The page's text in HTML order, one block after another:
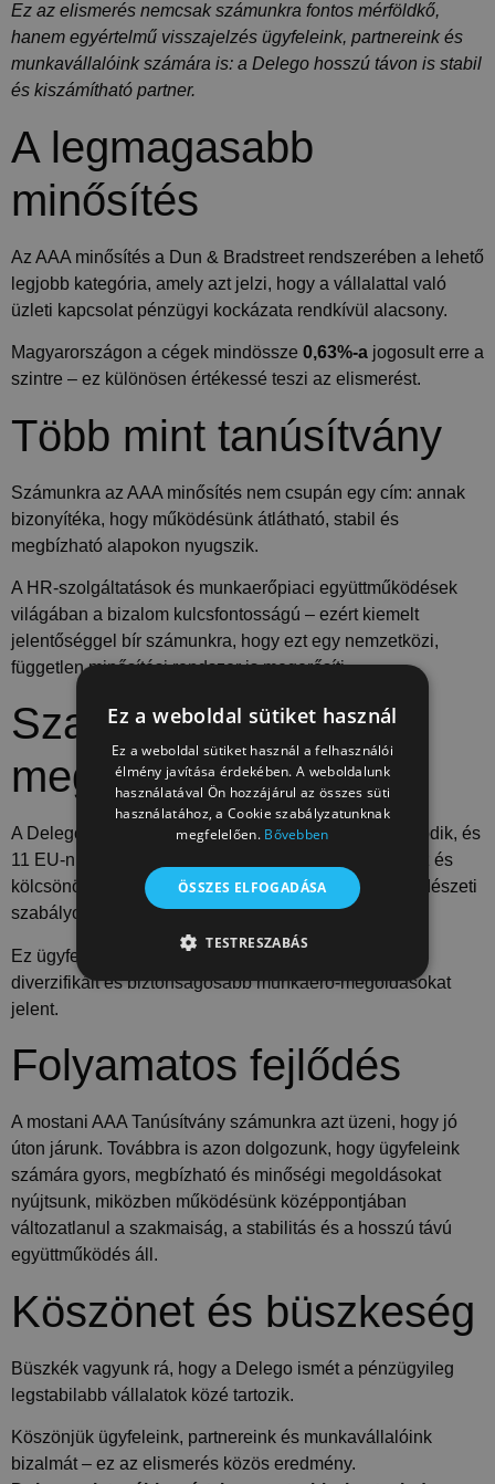
Ez az elismerés nemcsak számunkra fontos mérföldkő,
hanem egyértelmű visszajelzés ügyfeleink, partnereink és
munkavállalóink számára is: a Delego hosszú távon is stabil
és kiszámítható partner.
A legmagasabb
minősítés
Az AAA minősítés a Dun & Bradstreet rendszerében a lehető
legjobb kategória, amely azt jelzi, hogy a vállalattal való
üzleti kapcsolat pénzügyi kockázata rendkívül alacsony.
Magyarországon a cégek mindössze 0,63%-a jogosult erre a
szintre – ez különösen értékessé teszi az elismerést.
Több mint tanúsítvány
Számunkra az AAA minősítés nem csupán egy cím: annak
bizonyítéka, hogy működésünk átlátható, stabil és
megbízható alapokon nyugszik.
A HR-szolgáltatások és munkaerőpiaci együttműködések
világában a bizalom kulcsfontosságú – ezért kiemelt
jelentőséggel bír számunkra, hogy ezt egy nemzetközi,
független minősítési rendszer is megerősíti.
Szabályozott és
megbízható működés
A Delego minősített munkaerő-kölcsönzőként
is működik, és
11 EU-n kívüli országból, könnyített eljárással toboroz és
kölcsönöz munkavállalókat – a vonatkozó idegenrendészeti
szabályok teljes körű betartása mellett.
Ez ügyfeleink számára gyorsabb, kiszámíthatóbb,
diverzifikált és biztonságosabb munkaerő-megoldásokat
jelent.
Folyamatos fejlődés
A mostani AAA Tanúsítvány számunkra azt üzeni, hogy jó
úton járunk. Továbbra is azon dolgozunk, hogy ügyfeleink
számára gyors, megbízható és minőségi megoldásokat
nyújtsunk, miközben működésünk középpontjában
változatlanul a szakmaiság, a stabilitás és a hosszú távú
együttműködés áll.
Köszönet és büszkeség
Büszkék vagyunk rá, hogy a Delego ismét a pénzügyileg
legstabilabb vállalatok közé tartozik.
Köszönjük ügyfeleink, partnereink és munkavállalóink
bizalmát – ez az elismerés közös eredmény.
Ez a weboldal sütiket használ
Ez a weboldal sütiket használ a felhasználói
élmény javítása érdekében. A weboldalunk
használatával Ön hozzájárul az összes süti
használatához, a Cookie szabályzatunknak
megfelelően. Bővebben
ÖSSZES ELFOGADÁSA
TESTRESZABÁS
TELJESÍTMÉNY CÉLZÁS
Teljesítmény Célzás Besorolatlan
A teljesítmény-sütiket, pl. analitikai sütiket annak
nyomon követésére használják, hogy hogyan
használják a látogatók a weboldalt. Ezek a sütik
nem használhatók egy adott látogató közvetlen
/ Domain
_ga_FFYD344T4T .delego.hu
1 év 1
Ezt a cookie-t a
Google Analytics
használja a
munkamenet
_ga
Google
LLC
.delego.hu
1 év 1
Ez a cookie-név